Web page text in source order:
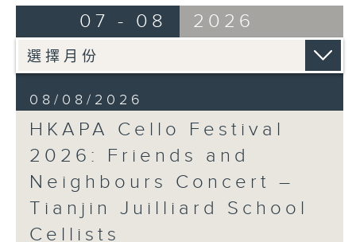
拉赫曼尼諾夫
悲歌，作品3，第一首 (5’)
D小調大提琴奏鳴曲，作品40 (28’)
方崬清
《林沖》，作品37 (8’)
F大調第二大提琴奏鳴曲，作品99 (25’)
樸柏
BRAHMS
Cello in A minor, Op. 102 (34’)
BERLIOZ
Symphonie fantastique, Op. 14
(53’)
Recorded at Philharmonie, Berlin
on 27/2/2026
柏林愛樂：索奇耶夫指揮白遼士幻想交響曲
賓迪斯–鮑格利（小提琴）｜德利佩萊爾（大
提琴）
07 - 08 2026
08/08/2026
HKAPA Cello Festival
2026: Friends and
Neighbours Concert –
Tianjin Juilliard School
Cellists